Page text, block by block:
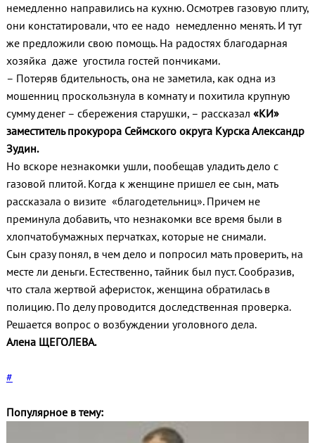
немедленно направились на кухню. Осмотрев газовую плиту,
они констатировали, что ее надо немедленно менять. И тут
же предложили свою помощь. На радостях благодарная
хозяйка даже угостила гостей пончиками.
– Потеряв бдительность, она не заметила, как одна из
мошенниц проскользнула в комнату и похитила крупную
сумму денег – сбережения старушки, – рассказал «КИ»
заместитель прокурора Сеймского округа Курска Александр
Зудин.
Но вскоре незнакомки ушли, пообещав уладить дело с
газовой плитой. Когда к женщине пришел ее сын, мать
рассказала о визите «благодетельниц». Причем не
преминула добавить, что незнакомки все время были в
хлопчатобумажных перчатках, которые не снимали.
Сын сразу понял, в чем дело и попросил мать проверить, на
месте ли деньги. Естественно, тайник был пуст. Сообразив,
что стала жертвой аферисток, женщина обратилась в
полицию. По делу проводится доследственная проверка.
Решается вопрос о возбуждении уголовного дела.
Алена ЩЕГОЛЕВА.
#
Популярное в тему: